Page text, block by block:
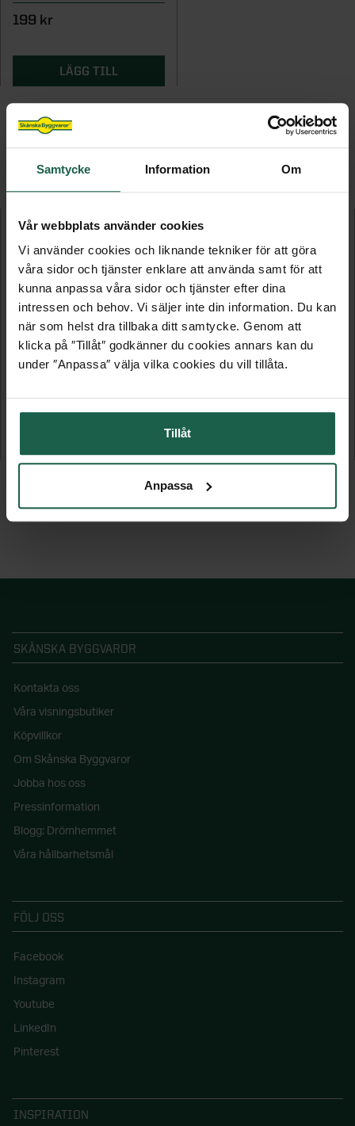
Samtycke Information Om
Vår webbplats använder cookies
Vi använder cookies och liknande tekniker för att göra
våra sidor och tjänster enklare att använda samt för att
kunna anpassa våra sidor och tjänster efter dina
intressen och behov. Vi säljer inte din information. Du kan
när som helst dra tillbaka ditt samtycke. Genom att
klicka på ″Tillåt″ godkänner du cookies annars kan du
under ″Anpassa″ välja vilka cookies du vill tillåta.
Tillåt
Anpassa
199 kr
LÄGG TILL
FLER PRODUKTER I DENNA KATEGORI
Skjutdörrar uterum säsong sommar
5 295 kr
Vitt fast parti, 8 x 16
SKÅNSKA BYGGVAROR
Kontakta oss
Våra visningsbutiker
Köpvillkor
Om Skånska Byggvaror
Jobba hos oss
Pressinformation
Blogg: Drömhemmet
Våra hållbarhetsmål
FÖLJ OSS
Facebook
Instagram
Youtube
LinkedIn
Pinterest
INSPIRATION